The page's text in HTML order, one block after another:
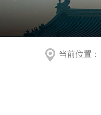
当前位置：